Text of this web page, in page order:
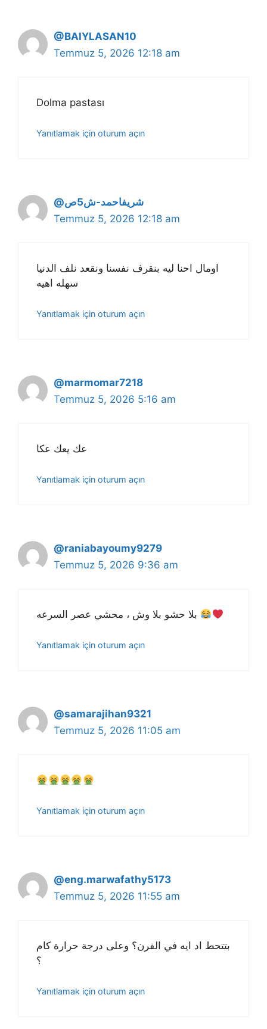
@BAIYLASAN10
Temmuz 5, 2026 12:18 am
Dolma pastası
Yanıtlamak için oturum açın
@شريفاحمد-ش5ص
Temmuz 5, 2026 12:18 am
اومال احنا ليه بنقرف نفسنا ونقعد نلف الدنيا
سهله اهيه
Yanıtlamak için oturum açın
@marmomar7218
Temmuz 5, 2026 5:16 am
عك يعك عكا
Yanıtlamak için oturum açın
@raniabayoumy9279
Temmuz 5, 2026 9:36 am
Yanıtlamak için oturum açın
@samarajihan9321
Temmuz 5, 2026 11:05 am
Yanıtlamak için oturum açın
@eng.marwafathy5173
Temmuz 5, 2026 11:55 am
بتتحط اد ايه في الفرن؟ وعلى درجة حرارة كام
؟
Yanıtlamak için oturum açın